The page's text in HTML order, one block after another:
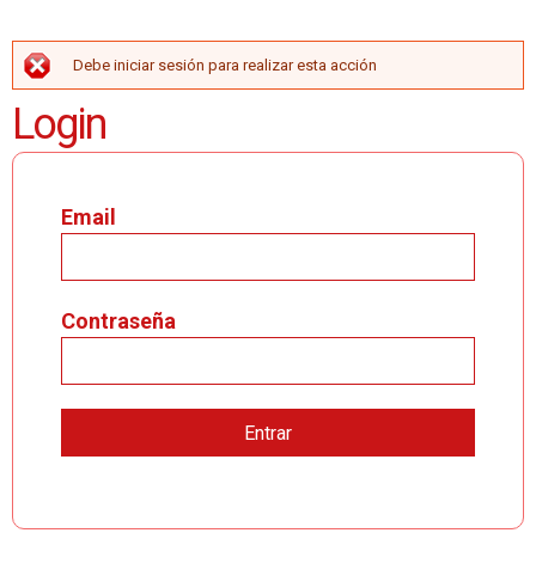
MENSAJE DE ERROR
Debe iniciar sesión para realizar esta acción
Login
Email
Contraseña